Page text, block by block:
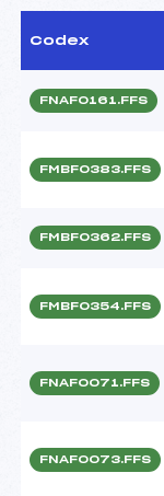
Codex
FNAF0161.FFS
FMBF0383.FFS
FMBF0362.FFS
FMBF0354.FFS
FNAF0071.FFS
FNAF0073.FFS